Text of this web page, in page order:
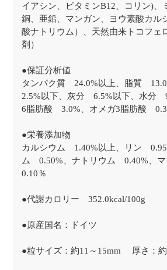
イアシン、ビタミンB12、コリン)、
銅、亜鉛、マンガン、ヨウ素酸カル
酸ナトリウム）、天然由来トコフェ
剤）
●保証分析値
タンパク質 24.0%以上、脂質
2.5%以下、灰分 6.5%以下、水分
6脂肪酸 3.0%、オメガ3脂肪酸
●栄養添加物
カルシウム 1.40%以上、リン
ム 0.50%、ナトリウム 0.40%、
0.10％
●代謝カロリー 352.0kcal/100g
●原産国名：ドイツ
●粒サイズ：約11～15mm 厚さ：約